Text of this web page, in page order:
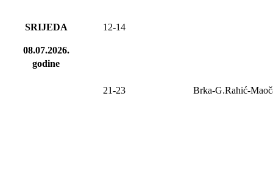
SRIJEDA
08.07.2026.
godine
12-14
21-23 Brka-G.Rahić-